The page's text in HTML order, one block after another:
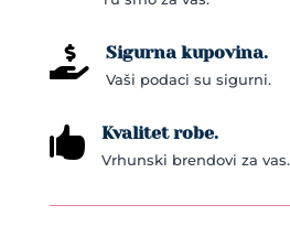
 Sigurna kupovina.
Vaši podaci su sigurni.
 Kvalitet robe.
Vrhunski brendovi za vas.